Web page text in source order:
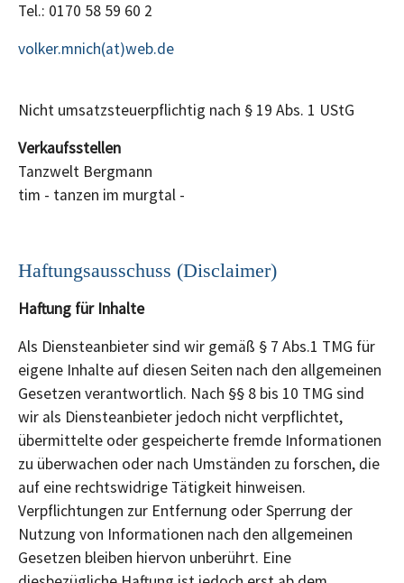
Tel.: 0170 58 59 60 2
volker.mnich(at)web.de
Nicht umsatzsteuerpflichtig nach § 19 Abs. 1 UStG
Verkaufsstellen
Tanzwelt Bergmann
tim - tanzen im murgtal -
Haftungsausschuss (Disclaimer)
Haftung für Inhalte
Als Diensteanbieter sind wir gemäß § 7 Abs.1 TMG für
eigene Inhalte auf diesen Seiten nach den allgemeinen
Gesetzen verantwortlich. Nach §§ 8 bis 10 TMG sind
wir als Diensteanbieter jedoch nicht verpflichtet,
übermittelte oder gespeicherte fremde Informationen
zu überwachen oder nach Umständen zu forschen, die
auf eine rechtswidrige Tätigkeit hinweisen.
Verpflichtungen zur Entfernung oder Sperrung der
Nutzung von Informationen nach den allgemeinen
Gesetzen bleiben hiervon unberührt. Eine